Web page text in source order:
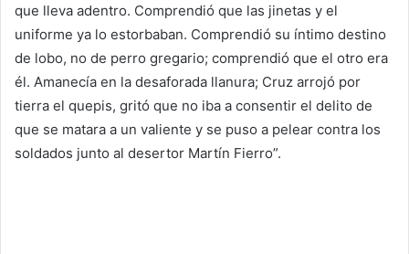
que lleva adentro. Comprendió que las jinetas y el
uniforme ya lo estorbaban. Comprendió su íntimo destino
de lobo, no de perro gregario; comprendió que el otro era
él. Amanecía en la desaforada llanura; Cruz arrojó por
tierra el quepis, gritó que no iba a consentir el delito de
que se matara a un valiente y se puso a pelear contra los
soldados junto al desertor Martín Fierro”.